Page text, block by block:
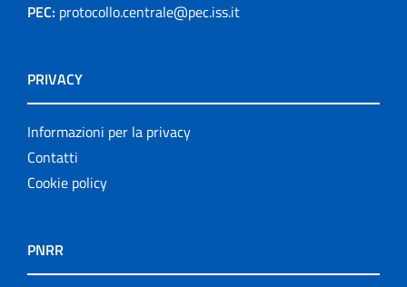
PEC: protocollo.centrale@pec.iss.it
PRIVACY
Informazioni per la privacy
Contatti
Cookie policy
PNRR